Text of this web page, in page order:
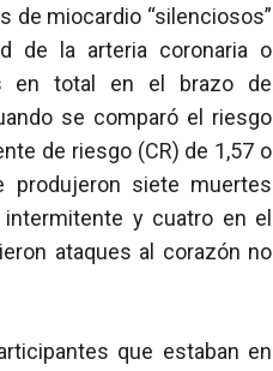
de miocardio “silenciosos”
de la arteria coronaria o
en total en el brazo de
se comparó el riesgo
de riesgo (CR) de 1,57 o
produjeron siete muertes
y cuatro en el
ataques al corazón no
que estaban en